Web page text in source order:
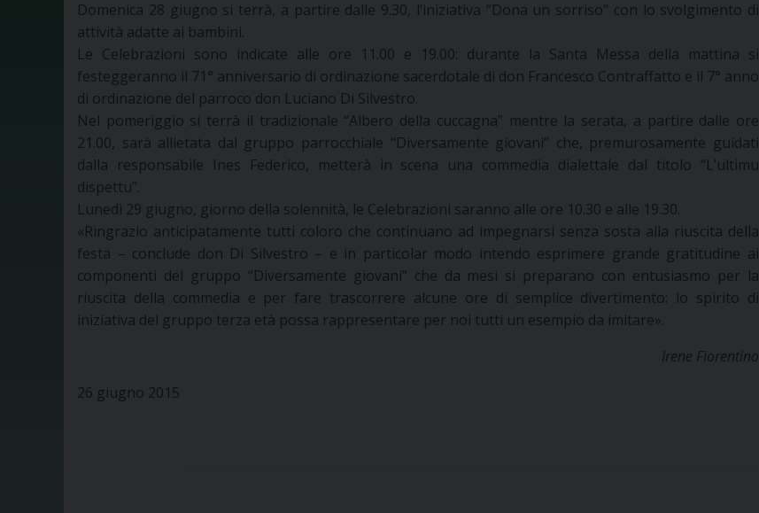
Domenica 28 giugno si terrà, a partire dalle 9.30, l’iniziativa “Dona un sorriso” con lo svolgimento di
attività adatte ai bambini.
Le Celebrazioni sono indicate alle ore 11.00 e 19.00: durante la Santa Messa della mattina si
festeggeranno il 71° anniversario di ordinazione sacerdotale di don Francesco Contraffatto e il 7° anno
di ordinazione del parroco don Luciano Di Silvestro.
Nel pomeriggio si terrà il tradizionale “Albero della cuccagna” mentre la serata, a partire dalle ore
21.00, sarà allietata dal gruppo parrocchiale “Diversamente giovani” che, premurosamente guidati
dalla responsabile Ines Federico, metterà in scena una commedia dialettale dal titolo “L’ultimu
dispettu”.
Lunedì 29 giugno, giorno della solennità, le Celebrazioni saranno alle ore 10.30 e alle 19.30.
«Ringrazio anticipatamente tutti coloro che continuano ad impegnarsi senza sosta alla riuscita della
festa – conclude don Di Silvestro – e in particolar modo intendo esprimere grande gratitudine ai
componenti del gruppo “Diversamente giovani” che da mesi si preparano con entusiasmo per la
riuscita della commedia e per fare trascorrere alcune ore di semplice divertimento: lo spirito di
iniziativa del gruppo terza età possa rappresentare per noi tutti un esempio da imitare».
Irene Fiorentino
26 giugno 2015